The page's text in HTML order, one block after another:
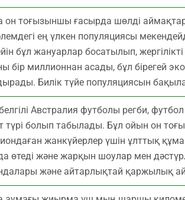
он тоғызыншы ғасырда шөлді
ең үлкен популяциясы
бұл жануарлар босатылып,
бір миллионнан асады, бұл бірегей
Билік түйе популяциясын
Австралия футболы регби,
түрі болып табылады. Бұл ойын он
жанкүйерлер үшін ұлттық
өтеді және жарқын шоулар мен
және айтарлықтай қаржылық